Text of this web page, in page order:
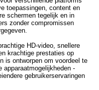
toepassingen, content en
schermen tegelijk en in
zonder compromissen
HD-video, snellere
krachtige prestaties op
is ontworpen om voordeel te
apparaatmogelijkheden -
gebruikerservaringen